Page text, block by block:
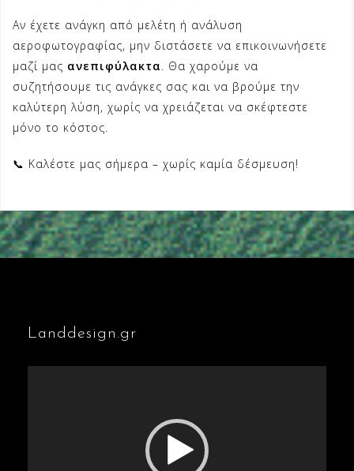
Αν έχετε ανάγκη από μελέτη ή ανάλυση
αεροφωτογραφίας, μην διστάσετε να επικοινωνήσετε
μαζί μας ανεπιφύλακτα. Θα χαρούμε να
συζητήσουμε τις ανάγκες σας και να βρούμε την
καλύτερη λύση, χωρίς να χρειάζεται να σκέφτεστε
μόνο το κόστος.
📞 Καλέστε μας σήμερα – χωρίς καμία δέσμευση!
Landdesign.gr